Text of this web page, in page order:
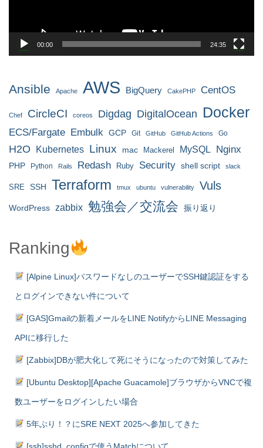
00:00 24:35
Ansible Apache AWS BigQuery CakePHP CentOS
Chef CircleCI coreos Digdag DigitalOcean Docker
ECS/Fargate Embulk GCP Git GitHub GitHub Actions Go
H2O Kubernetes Linux mac Mackerel MySQL Nginx
PHP Python Rails Redash Ruby Security shell script slack
SRE SSH Terraform tmux ubuntu vulnerability Vuls
WordPress zabbix 勉強会／交流会 振り返り
Ranking
[Alpine Linux]パスワードなしのユーザーでSSH鍵認証をする
とログインできない件について
[GAS]Gmailの新着メールをLINE NotifyからLINE Messaging
APIに移行した
[Zabbix]DBが肥大化して死にそうになったので対策してみた
[Ubuntu Desktop][Apache Guacamole]ブラウザからVNCで複
数ユーザーをログインしたい場合
5年ぶり！？にSRE NEXT 2025へ参加してきた
[ssh]sshd_configで使うMatchについて